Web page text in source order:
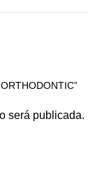
será publicada.